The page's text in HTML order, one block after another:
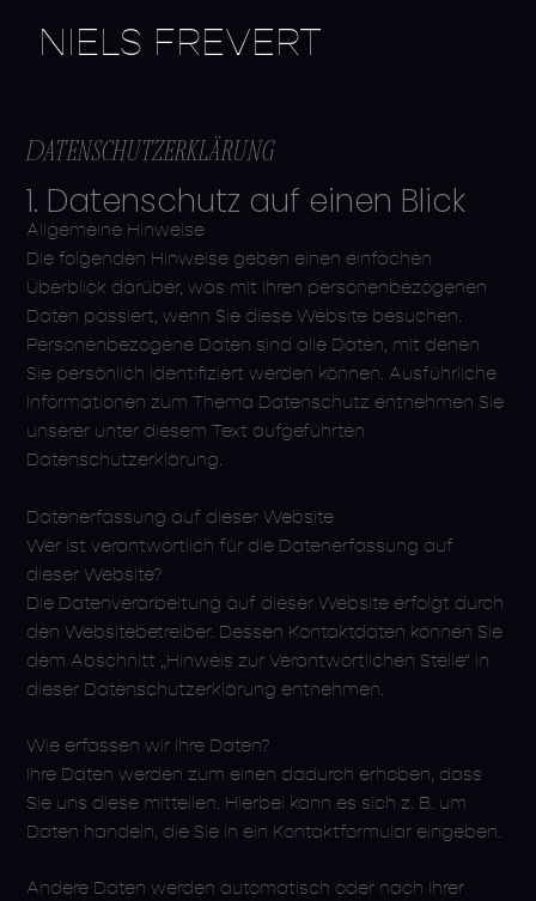
InhaltNIELS FREVERT
Datenschutzerklärung
1. Datenschutz auf einen Blick
Allgemeine Hinweise
Die folgenden Hinweise geben einen einfachen
Überblick darüber, was mit Ihren personenbezogenen
Daten passiert, wenn Sie diese Website besuchen.
Personenbezogene Daten sind alle Daten, mit denen
Sie persönlich identifiziert werden können. Ausführliche
Informationen zum Thema Datenschutz entnehmen Sie
unserer unter diesem Text aufgeführten
Datenschutzerklärung.
Datenerfassung auf dieser Website
Wer ist verantwortlich für die Datenerfassung auf
dieser Website?
Die Datenverarbeitung auf dieser Website erfolgt durch
den Websitebetreiber. Dessen Kontaktdaten können Sie
dem Abschnitt „Hinweis zur Verantwortlichen Stelle“ in
dieser Datenschutzerklärung entnehmen.
Wie erfassen wir Ihre Daten?
Ihre Daten werden zum einen dadurch erhoben, dass
Sie uns diese mitteilen. Hierbei kann es sich z. B. um
Daten handeln, die Sie in ein Kontaktformular eingeben.
Andere Daten werden automatisch oder nach Ihrer